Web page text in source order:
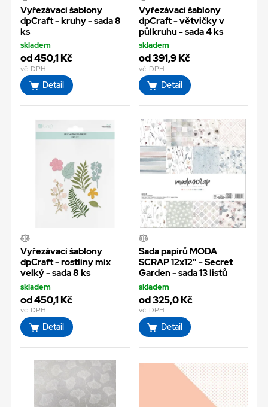
Vyřezávací šablony
dpCraft - kruhy - sada 8
ks
skladem
od 450,1 Kč
vč. DPH
Detail
Vyřezávací šablony
dpCraft - větvičky v
půlkruhu - sada 4 ks
skladem
od 391,9 Kč
vč. DPH
Detail
Vyřezávací šablony
dpCraft - rostliny mix
velký - sada 8 ks
skladem
od 450,1 Kč
vč. DPH
Detail
Sada papírů MODA
SCRAP 12x12" - Secret
Garden - sada 13 listů
skladem
od 325,0 Kč
vč. DPH
Detail